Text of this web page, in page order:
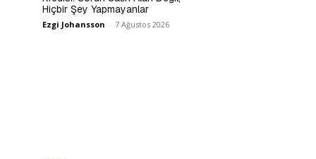
Hiçbir Şey Yapmayanlar
Ezgi Johansson - 7 Ağustos 2026